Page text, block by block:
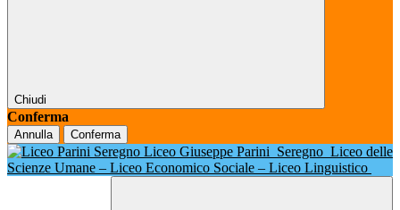
Chiudi
Conferma
Annulla Conferma
Liceo Giuseppe Parini Seregno Liceo delle
Scienze Umane – Liceo Economico Sociale – Liceo Linguistico